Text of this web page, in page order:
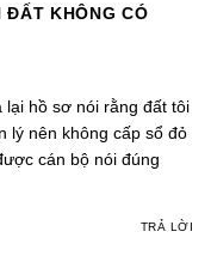
ĐẤT KHÔNG CÓ
lại hồ sơ nói rằng đất tôi
lý nên không cấp sổ đỏ
cán bộ nói đúng
TRẢ LỜI